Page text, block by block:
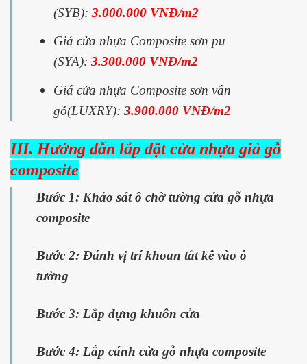
(SYB): 3.000.000 VNĐ/m2
Giá cửa nhựa Composite sơn pu
(SYA): 3.300.000 VNĐ/m2
Giá cửa nhựa Composite sơn vân
gỗ(LUXRY): 3.900.000 VNĐ/m2
III. Hướng dẫn lắp đặt cửa nhựa giả gỗ
composite
Bước 1: Khảo sát ô chờ tường cửa gỗ nhựa
composite
Bước 2: Đánh vị trí khoan tắt kê vào ô
tường
Bước 3: Lắp dựng khuôn cửa
Bước 4: Lắp cánh cửa gỗ nhựa composite